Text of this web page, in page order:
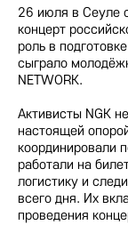
26 июля в Сеуле
концерт
роль в
сыграло
NETWORK.
Активисты NGK
настоящей
координировали
работали на
логистику и
всего дня. Их
проведения